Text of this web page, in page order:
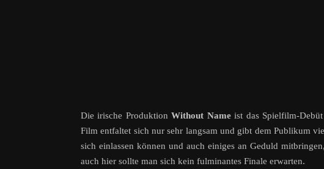
Die irische ProduktionWithout Nameist das Spielfilm-
Film entfaltet sich nur sehr langsam und gibt dem Publikum
sich einlassen können und auch einiges an Geduld
auch hier sollte man sich kein fulminantes Finale erwarten.